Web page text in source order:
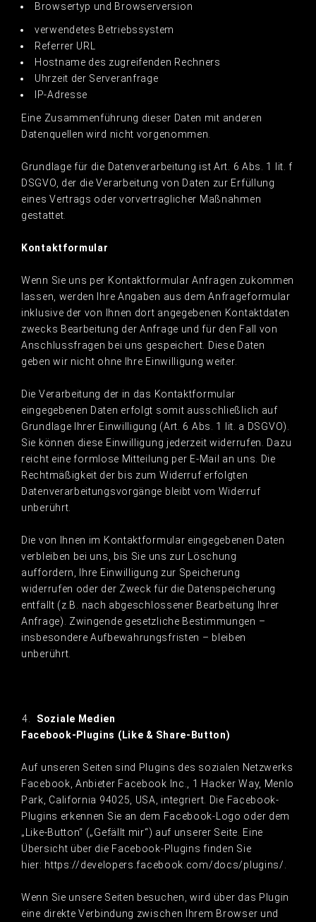
Browsertyp und Browserversion
verwendetes Betriebssystem
Referrer URL
Hostname des zugreifenden Rechners
Uhrzeit der Serveranfrage
IP-Adresse
Eine Zusammenführung dieser Daten mit anderen
Datenquellen wird nicht vorgenommen.
Grundlage für die Datenverarbeitung ist Art. 6 Abs. 1 lit. f
DSGVO, der die Verarbeitung von Daten zur Erfüllung
eines Vertrags oder vorvertraglicher Maßnahmen
gestattet.
Kontaktformular
Wenn Sie uns per Kontaktformular Anfragen zukommen
lassen, werden Ihre Angaben aus dem Anfrageformular
inklusive der von Ihnen dort angegebenen Kontaktdaten
zwecks Bearbeitung der Anfrage und für den Fall von
Anschlussfragen bei uns gespeichert. Diese Daten
geben wir nicht ohne Ihre Einwilligung weiter.
Die Verarbeitung der in das Kontaktformular
eingegebenen Daten erfolgt somit ausschließlich auf
Grundlage Ihrer Einwilligung (Art. 6 Abs. 1 lit. a DSGVO).
Sie können diese Einwilligung jederzeit widerrufen. Dazu
reicht eine formlose Mitteilung per E-Mail an uns. Die
Rechtmäßigkeit der bis zum Widerruf erfolgten
Datenverarbeitungsvorgänge bleibt vom Widerruf
unberührt.
Die von Ihnen im Kontaktformular eingegebenen Daten
verbleiben bei uns, bis Sie uns zur Löschung
auffordern, Ihre Einwilligung zur Speicherung
widerrufen oder der Zweck für die Datenspeicherung
entfällt (z.B. nach abgeschlossener Bearbeitung Ihrer
Anfrage). Zwingende gesetzliche Bestimmungen –
insbesondere Aufbewahrungsfristen – bleiben
unberührt.
Soziale Medien
Facebook-Plugins (Like & Share-Button)
Auf unseren Seiten sind Plugins des sozialen Netzwerks
Facebook, Anbieter Facebook Inc., 1 Hacker Way, Menlo
Park, California 94025, USA, integriert. Die Facebook-
Plugins erkennen Sie an dem Facebook-Logo oder dem
„Like-Button“ („Gefällt mir“) auf unserer Seite. Eine
Übersicht über die Facebook-Plugins finden Sie
hier: https://developers.facebook.com/docs/plugins/.
Wenn Sie unsere Seiten besuchen, wird über das Plugin
eine direkte Verbindung zwischen Ihrem Browser und